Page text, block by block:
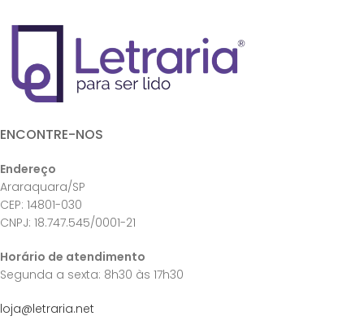
ENCONTRE-NOS
Endereço
Araraquara/SP
CEP: 14801-030
CNPJ: 18.747.545/0001-21
Horário de atendimento
Segunda a sexta: 8h30 às 17h30
loja@letraria.net